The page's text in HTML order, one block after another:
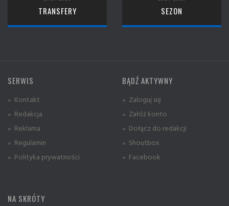
TRANSFERY SEZON
SERWIS
» Kontakt
» Redakcja
» Reklama
» Regulamin
» Polityka prywatności
BĄDŹ AKTYWNY
» Zaloguj się
» Załóż konto
» Dołącz do redakcji
» Shoutbox
» Facebook
NA SKRÓTY